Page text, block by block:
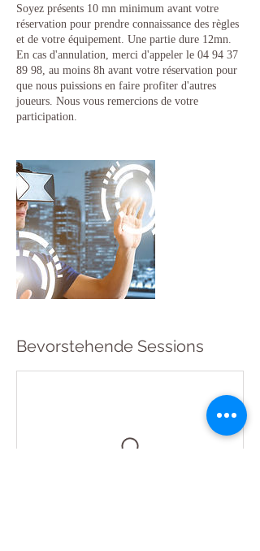
Soyez présents 10 mn minimum avant votre
réservation pour prendre connaissance des règles
et de votre équipement. Une partie dure 12mn.
En cas d'annulation, merci d'appeler le 04 94 37
89 98, au moins 8h avant votre réservation pour
que nous puissions en faire profiter d'autres
joueurs. Nous vous remercions de votre
participation.
Bevorstehende Sessions